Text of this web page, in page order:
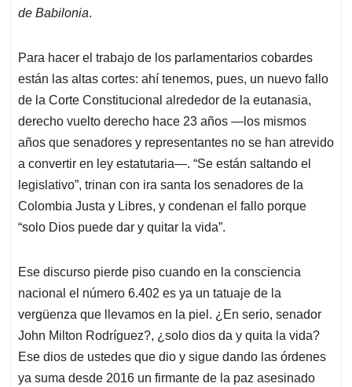
de Babilonia.
Para hacer el trabajo de los parlamentarios cobardes
están las altas cortes: ahí tenemos, pues, un nuevo fallo
de la Corte Constitucional alrededor de la eutanasia,
derecho vuelto derecho hace 23 años —los mismos
años que senadores y representantes no se han atrevido
a convertir en ley estatutaria—. “Se están saltando el
legislativo”, trinan con ira santa los senadores de la
Colombia Justa y Libres, y condenan el fallo porque
“solo Dios puede dar y quitar la vida”.
Ese discurso pierde piso cuando en la consciencia
nacional el número 6.402 es ya un tatuaje de la
vergüenza que llevamos en la piel. ¿En serio, senador
John Milton Rodríguez?, ¿solo dios da y quita la vida?
Ese dios de ustedes que dio y sigue dando las órdenes
ya suma desde 2016 un firmante de la paz asesinado